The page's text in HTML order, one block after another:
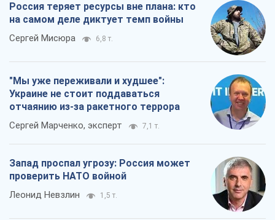
Россия теряет ресурсы вне плана: кто
на самом деле диктует темп войны
Сергей Мисюра 6,8 т.
"Мы уже переживали и худшее":
Украине не стоит поддаваться
отчаянию из-за ракетного террора
Сергей Марченко, эксперт 7,1 т.
Запад проспал угрозу: Россия может
проверить НАТО войной
Леонид Невзлин 1,5 т.